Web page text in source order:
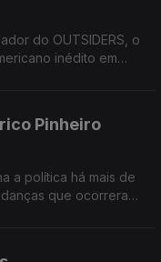
do OUTSIDERS, o
inédito em
Pinheiro
a política há mais de
que ocorreram